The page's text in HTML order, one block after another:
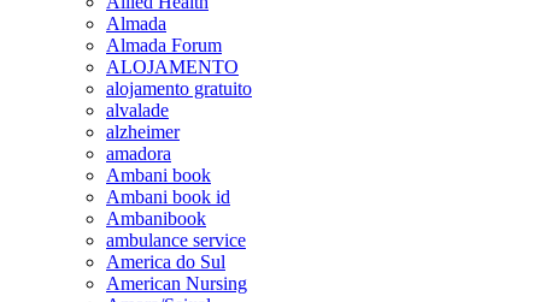
Almada
Almada Forum
ALOJAMENTO
alojamento gratuito
alvalade
alzheimer
amadora
Ambani book
Ambani book id
Ambanibook
ambulance service
America do Sul
American Nursing